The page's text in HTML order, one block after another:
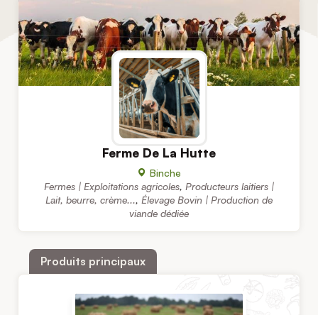
Ferme De La Hutte
Binche
Fermes | Exploitations agricoles, Producteurs laitiers |
Lait, beurre, crème..., Élevage Bovin | Production de
viande dédiée
Produits principaux